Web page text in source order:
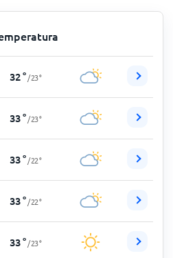
32° /23°
33° /23°
33° /22°
33° /22°
33° /23°